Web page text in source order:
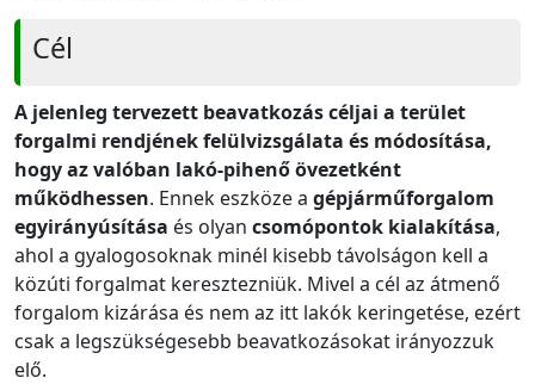
Cél
A jelenleg tervezett beavatkozás céljai a terület
forgalmi rendjének felülvizsgálata és módosítása,
hogy az valóban lakó-pihenő övezetként
működhessen. Ennek eszköze a gépjárműforgalom
egyirányúsítása és olyan csomópontok kialakítása,
ahol a gyalogosoknak minél kisebb távolságon kell a
közúti forgalmat keresztezniük. Mivel a cél az átmenő
forgalom kizárása és nem az itt lakók keringetése, ezért
csak a legszükségesebb beavatkozásokat irányozzuk
elő.